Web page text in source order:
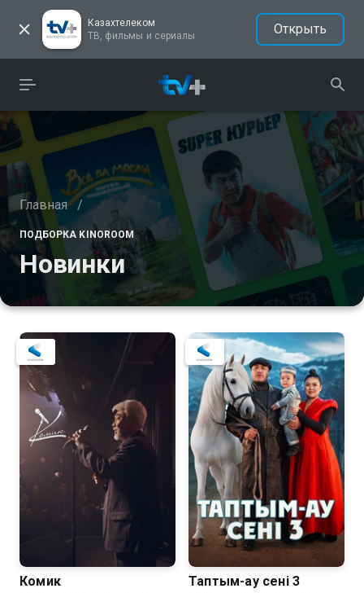
Казахтелеком
ТВ, фильмы и сериалы
Открыть
Главная /
ПОДБОРКА KINOROOM
Новинки
Комик Таптым-ау сені 3